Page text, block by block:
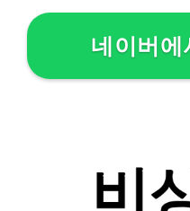
네이버에